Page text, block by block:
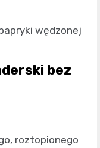
wędzonej
bez
roztopionego